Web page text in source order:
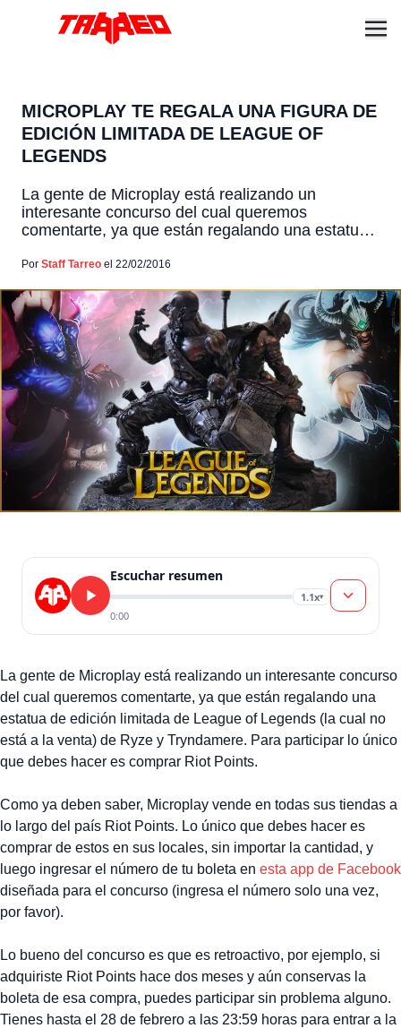
MICROPLAY TE REGALA UNA FIGURA DE
EDICIÓN LIMITADA DE LEAGUE OF
LEGENDS
La gente de Microplay está realizando un
interesante concurso del cual queremos
comentarte, ya que están regalando una estatua
no está a la venta) de Ryze y Tryndamere. Para
Riot Points. Como ya deben saber, Microplay
vende en […]
Por Staff Tarreo el 22/02/2016
Escuchar resumen
1.1x▾
0:00
La gente de Microplay está realizando un interesante concurso
del cual queremos comentarte, ya que están regalando una
estatua de edición limitada de League of Legends (la cual no
está a la venta) de Ryze y Tryndamere. Para participar lo único
que debes hacer es comprar Riot Points.
Como ya deben saber, Microplay vende en todas sus tiendas a
lo largo del país Riot Points. Lo único que debes hacer es
comprar de estos en sus locales, sin importar la cantidad, y
luego ingresar el número de tu boleta en esta app de Facebook
diseñada para el concurso (ingresa el número solo una vez,
por favor).
Lo bueno del concurso es que es retroactivo, por ejemplo, si
adquiriste Riot Points hace dos meses y aún conservas la
boleta de esa compra, puedes participar sin problema alguno.
Tienes hasta el 28 de febrero a las 23:59 horas para entrar a la